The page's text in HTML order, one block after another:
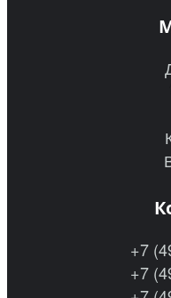
+7
+7